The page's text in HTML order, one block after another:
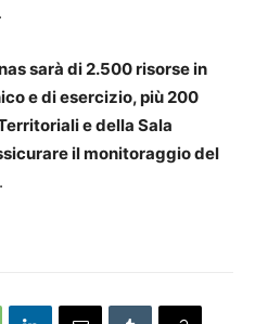
sarà di 2.500 risorse in
e di esercizio, più 200
e della Sala
il monitoraggio del
.